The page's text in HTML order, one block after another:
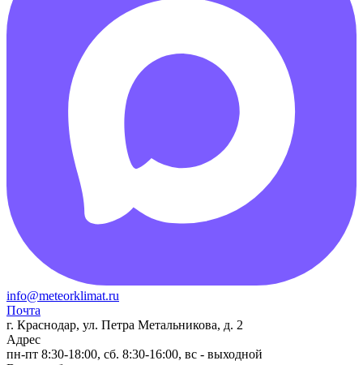
info@meteorklimat.ru
Почта
г. Краснодар, ул. Петра Метальникова, д. 2
Адрес
пн-пт 8:30-18:00, сб. 8:30-16:00, вс - выходной